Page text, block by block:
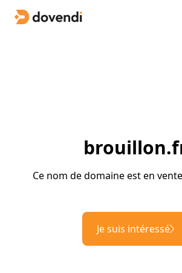
Ce nom de domaine est en
Je suis intéressé